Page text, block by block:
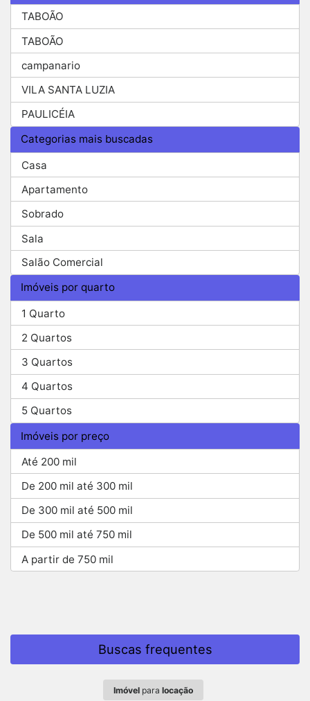
TABOÃO
TABOÃO
campanario
VILA SANTA LUZIA
PAULICÉIA
Categorias mais buscadas
Casa
Apartamento
Sobrado
Sala
Salão Comercial
Imóveis por quarto
1 Quarto
2 Quartos
3 Quartos
4 Quartos
5 Quartos
Imóveis por preço
Até 200 mil
De 200 mil até 300 mil
De 300 mil até 500 mil
De 500 mil até 750 mil
A partir de 750 mil
Buscas frequentes
Imóvel para locação